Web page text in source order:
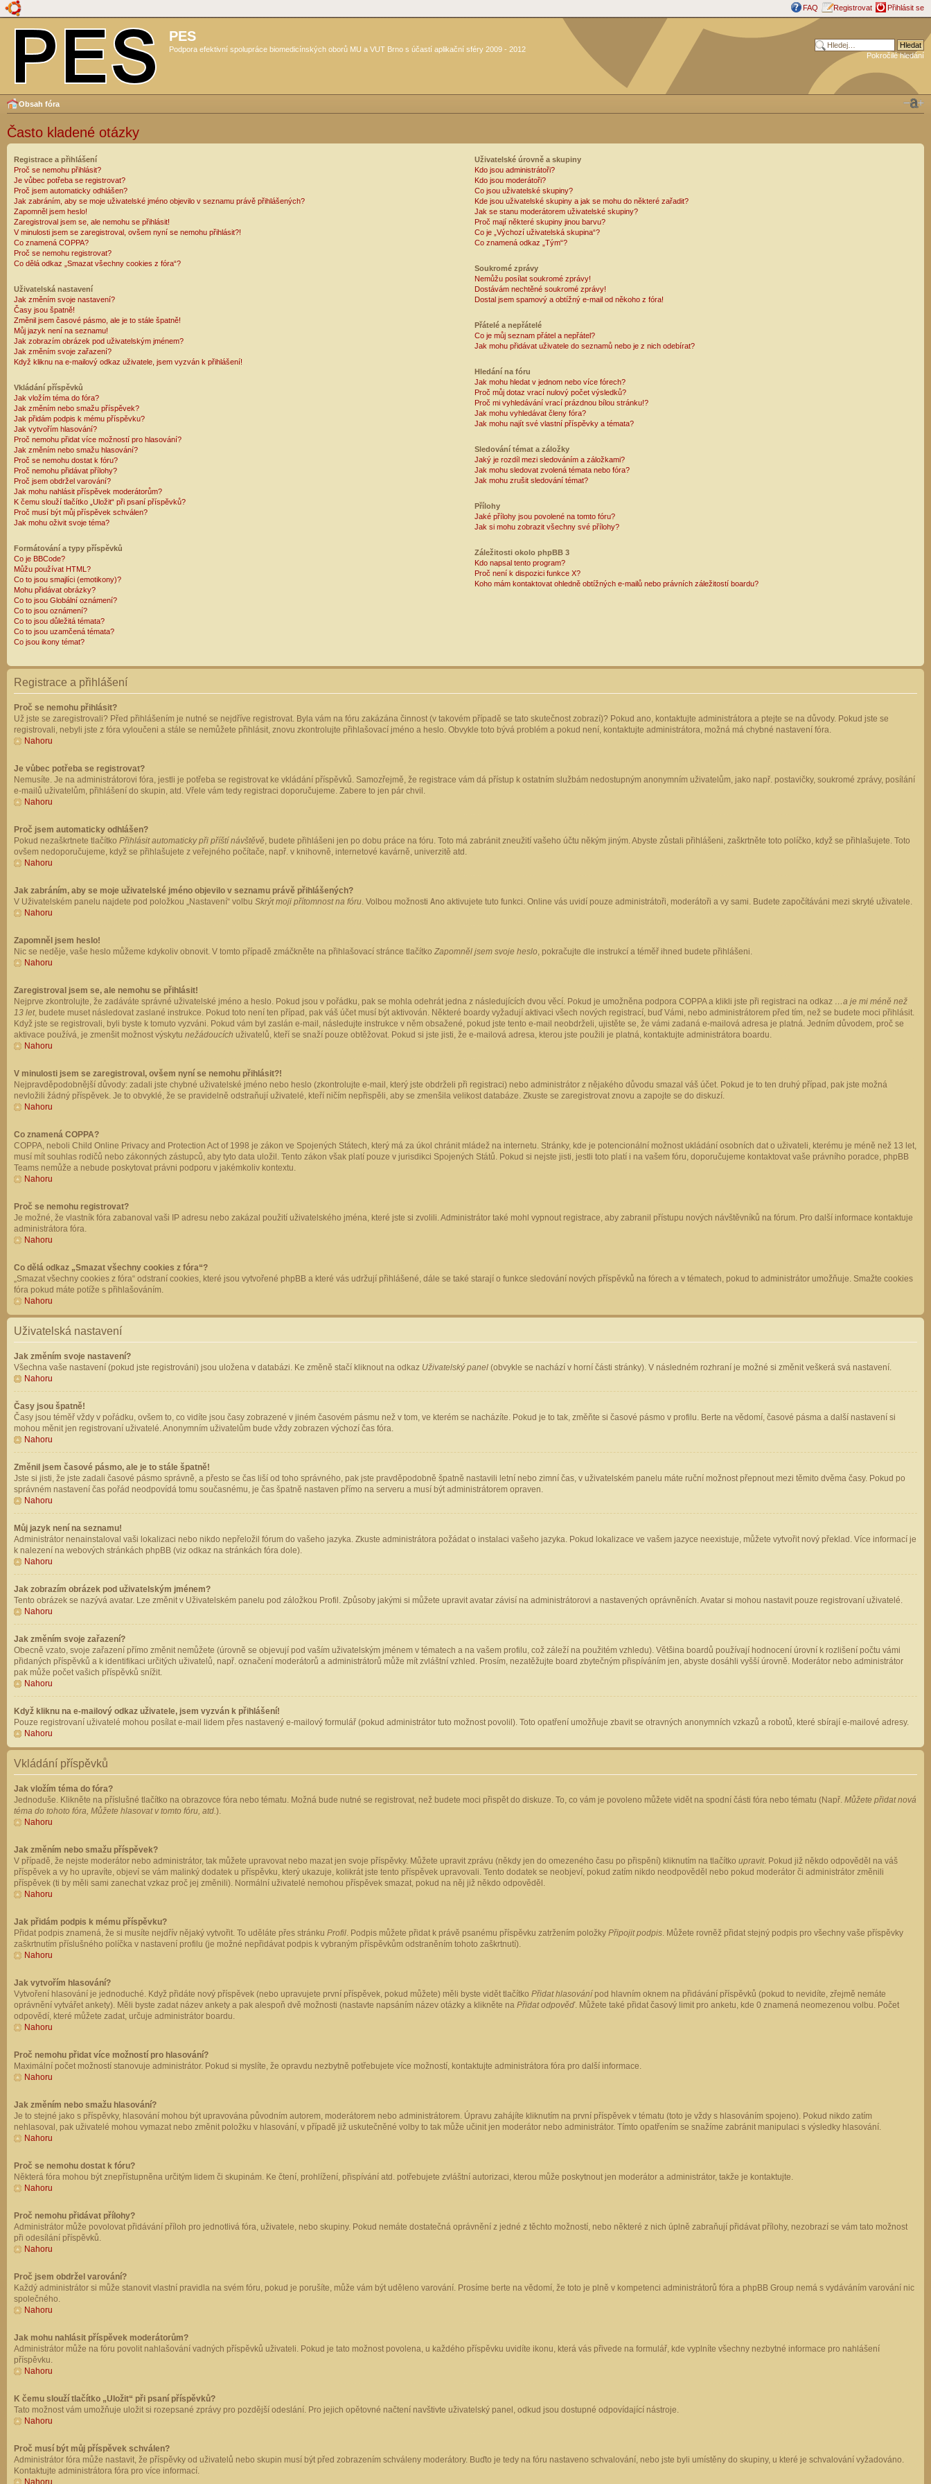
FAQ Registrovat Přihlásit se
PES
Podpora efektivní spolupráce biomedicínských oborů MU a VUT Brno s účastí aplikační sféry 2009 - 2012
Pokročilé hledání
Obsah fóra
Často kladené otázky
Registrace a přihlášení
Proč se nemohu přihlásit?
Je vůbec potřeba se registrovat?
Proč jsem automaticky odhlášen?
Jak zabráním, aby se moje uživatelské jméno objevilo v seznamu právě přihlášených?
Zapomněl jsem heslo!
Zaregistroval jsem se, ale nemohu se přihlásit!
V minulosti jsem se zaregistroval, ovšem nyní se nemohu přihlásit?!
Co znamená COPPA?
Proč se nemohu registrovat?
Co dělá odkaz „Smazat všechny cookies z fóra“?
Uživatelská nastavení
Jak změním svoje nastavení?
Časy jsou špatně!
Změnil jsem časové pásmo, ale je to stále špatně!
Můj jazyk není na seznamu!
Jak zobrazím obrázek pod uživatelským jménem?
Jak změním svoje zařazení?
Když kliknu na e-mailový odkaz uživatele, jsem vyzván k přihlášení!
Vkládání příspěvků
Jak vložím téma do fóra?
Jak změním nebo smažu příspěvek?
Jak přidám podpis k mému příspěvku?
Jak vytvořím hlasování?
Proč nemohu přidat více možností pro hlasování?
Jak změním nebo smažu hlasování?
Proč se nemohu dostat k fóru?
Proč nemohu přidávat přílohy?
Proč jsem obdržel varování?
Jak mohu nahlásit příspěvek moderátorům?
K čemu slouží tlačítko „Uložit“ při psaní příspěvků?
Proč musí být můj příspěvek schválen?
Jak mohu oživit svoje téma?
Formátování a typy příspěvků
Co je BBCode?
Můžu používat HTML?
Co to jsou smajlíci (emotikony)?
Mohu přidávat obrázky?
Co to jsou Globální oznámení?
Co to jsou oznámení?
Co to jsou důležitá témata?
Co to jsou uzamčená témata?
Co jsou ikony témat?
Uživatelské úrovně a skupiny
Kdo jsou administrátoři?
Kdo jsou moderátoři?
Co jsou uživatelské skupiny?
Kde jsou uživatelské skupiny a jak se mohu do některé zařadit?
Jak se stanu moderátorem uživatelské skupiny?
Proč mají některé skupiny jinou barvu?
Co je „Výchozí uživatelská skupina“?
Co znamená odkaz „Tým“?
Soukromé zprávy
Nemůžu posílat soukromé zprávy!
Dostávám nechtěné soukromé zprávy!
Dostal jsem spamový a obtížný e-mail od někoho z fóra!
Přátelé a nepřátelé
Co je můj seznam přátel a nepřátel?
Jak mohu přidávat uživatele do seznamů nebo je z nich odebírat?
Hledání na fóru
Jak mohu hledat v jednom nebo více fórech?
Proč můj dotaz vrací nulový počet výsledků?
Proč mi vyhledávání vrací prázdnou bílou stránku!?
Jak mohu vyhledávat členy fóra?
Jak mohu najít své vlastní příspěvky a témata?
Sledování témat a záložky
Jaký je rozdíl mezi sledováním a záložkami?
Jak mohu sledovat zvolená témata nebo fóra?
Jak mohu zrušit sledování témat?
Přílohy
Jaké přílohy jsou povolené na tomto fóru?
Jak si mohu zobrazit všechny své přílohy?
Záležitosti okolo phpBB 3
Kdo napsal tento program?
Proč není k dispozici funkce X?
Koho mám kontaktovat ohledně obtížných e-mailů nebo právních záležitostí boardu?
Registrace a přihlášení
Proč se nemohu přihlásit?
Už jste se zaregistrovali? Před přihlášením je nutné se nejdříve registrovat. Byla vám na fóru zakázána činnost (v takovém případě se tato skutečnost zobrazí)? Pokud ano, kontaktujte administrátora a ptejte se na důvody. Pokud jste se
registrovali, nebyli jste z fóra vyloučeni a stále se nemůžete přihlásit, znovu zkontrolujte přihlašovací jméno a heslo. Obvykle toto bývá problém a pokud není, kontaktujte administrátora, možná má chybné nastavení fóra.
Nahoru
Je vůbec potřeba se registrovat?
Nemusíte. Je na administrátorovi fóra, jestli je potřeba se registrovat ke vkládání příspěvků. Samozřejmě, že registrace vám dá přístup k ostatním službám nedostupným anonymním uživatelům, jako např. postavičky, soukromé zprávy, posílání
e-mailů uživatelům, přihlášení do skupin, atd. Vřele vám tedy registraci doporučujeme. Zabere to jen pár chvil.
Nahoru
Proč jsem automaticky odhlášen?
Pokud nezaškrtnete tlačítko Přihlásit automaticky při příští návštěvě, budete přihlášeni jen po dobu práce na fóru. Toto má zabránit zneužití vašeho účtu někým jiným. Abyste zůstali přihlášeni, zaškrtněte toto políčko, když se přihlašujete. Toto
ovšem nedoporučujeme, když se přihlašujete z veřejného počítače, např. v knihovně, internetové kavárně, univerzitě atd.
Nahoru
Jak zabráním, aby se moje uživatelské jméno objevilo v seznamu právě přihlášených?
V Uživatelském panelu najdete pod položkou „Nastavení“ volbu Skrýt moji přítomnost na fóru. Volbou možnosti Ano aktivujete tuto funkci. Online vás uvidí pouze administrátoři, moderátoři a vy sami. Budete započítáváni mezi skryté uživatele.
Nahoru
Zapomněl jsem heslo!
Nic se neděje, vaše heslo můžeme kdykoliv obnovit. V tomto případě zmáčkněte na přihlašovací stránce tlačítko Zapomněl jsem svoje heslo, pokračujte dle instrukcí a téměř ihned budete přihlášeni.
Nahoru
Zaregistroval jsem se, ale nemohu se přihlásit!
Nejprve zkontrolujte, že zadáváte správné uživatelské jméno a heslo. Pokud jsou v pořádku, pak se mohla odehrát jedna z následujících dvou věcí. Pokud je umožněna podpora COPPA a klikli jste při registraci na odkaz …a je mi méně než
13 let, budete muset následovat zaslané instrukce. Pokud toto není ten případ, pak váš účet musí být aktivován. Některé boardy vyžadují aktivaci všech nových registrací, buď Vámi, nebo administrátorem před tím, než se budete moci přihlásit.
Když jste se registrovali, byli byste k tomuto vyzváni. Pokud vám byl zaslán e-mail, následujte instrukce v něm obsažené, pokud jste tento e-mail neobdrželi, ujistěte se, že vámi zadaná e-mailová adresa je platná. Jedním důvodem, proč se
aktivace používá, je zmenšit možnost výskytu nežádoucích uživatelů, kteří se snaží pouze obtěžovat. Pokud si jste jisti, že e-mailová adresa, kterou jste použili je platná, kontaktujte administrátora boardu.
Nahoru
V minulosti jsem se zaregistroval, ovšem nyní se nemohu přihlásit?!
Nejpravděpodobnější důvody: zadali jste chybné uživatelské jméno nebo heslo (zkontrolujte e-mail, který jste obdrželi při registraci) nebo administrátor z nějakého důvodu smazal váš účet. Pokud je to ten druhý případ, pak jste možná
nevložili žádný příspěvek. Je to obvyklé, že se pravidelně odstraňují uživatelé, kteří ničím nepřispěli, aby se zmenšila velikost databáze. Zkuste se zaregistrovat znovu a zapojte se do diskuzí.
Nahoru
Co znamená COPPA?
COPPA, neboli Child Online Privacy and Protection Act of 1998 je zákon ve Spojených Státech, který má za úkol chránit mládež na internetu. Stránky, kde je potencionální možnost ukládání osobních dat o uživateli, kterému je méně než 13 let,
musí mít souhlas rodičů nebo zákonných zástupců, aby tyto data uložil. Tento zákon však platí pouze v jurisdikci Spojených Států. Pokud si nejste jisti, jestli toto platí i na vašem fóru, doporučujeme kontaktovat vaše právního poradce, phpBB
Teams nemůže a nebude poskytovat právni podporu v jakémkoliv kontextu.
Nahoru
Proč se nemohu registrovat?
Je možné, že vlastník fóra zabanoval vaši IP adresu nebo zakázal použití uživatelského jména, které jste si zvolili. Administrátor také mohl vypnout registrace, aby zabranil přístupu nových návštěvníků na fórum. Pro další informace kontaktuje
administrátora fóra.
Nahoru
Co dělá odkaz „Smazat všechny cookies z fóra“?
„Smazat všechny cookies z fóra“ odstraní cookies, které jsou vytvořené phpBB a které vás udržují přihlášené, dále se také starají o funkce sledování nových příspěvků na fórech a v tématech, pokud to administrátor umožňuje. Smažte cookies
fóra pokud máte potíže s přihlašováním.
Nahoru
Uživatelská nastavení
Jak změním svoje nastavení?
Všechna vaše nastavení (pokud jste registrováni) jsou uložena v databázi. Ke změně stačí kliknout na odkaz Uživatelský panel (obvykle se nachází v horní části stránky). V následném rozhraní je možné si změnit veškerá svá nastavení.
Nahoru
Časy jsou špatně!
Časy jsou téměř vždy v pořádku, ovšem to, co vidíte jsou časy zobrazené v jiném časovém pásmu než v tom, ve kterém se nacházíte. Pokud je to tak, změňte si časové pásmo v profilu. Berte na vědomí, časové pásma a další nastavení si
mohou měnit jen registrovaní uživatelé. Anonymním uživatelům bude vždy zobrazen výchozí čas fóra.
Nahoru
Změnil jsem časové pásmo, ale je to stále špatně!
Jste si jisti, že jste zadali časové pásmo správně, a přesto se čas liší od toho správného, pak jste pravděpodobně špatně nastavili letní nebo zimní čas, v uživatelském panelu máte ruční možnost přepnout mezi těmito dvěma časy. Pokud po
správném nastavení čas pořád neodpovídá tomu současnému, je čas špatně nastaven přímo na serveru a musí být administrátorem opraven.
Nahoru
Můj jazyk není na seznamu!
Administrátor nenainstaloval vaši lokalizaci nebo nikdo nepřeložil fórum do vašeho jazyka. Zkuste administrátora požádat o instalaci vašeho jazyka. Pokud lokalizace ve vašem jazyce neexistuje, můžete vytvořit nový překlad. Více informací je
k nalezení na webových stránkách phpBB (viz odkaz na stránkách fóra dole).
Nahoru
Jak zobrazím obrázek pod uživatelským jménem?
Tento obrázek se nazývá avatar. Lze změnit v Uživatelském panelu pod záložkou Profil. Způsoby jakými si můžete upravit avatar závisí na administrátorovi a nastavených oprávněních. Avatar si mohou nastavit pouze registrovaní uživatelé.
Nahoru
Jak změním svoje zařazení?
Obecně vzato, svoje zařazení přímo změnit nemůžete (úrovně se objevují pod vaším uživatelským jménem v tématech a na vašem profilu, což záleží na použitém vzhledu). Většina boardů používají hodnocení úrovní k rozlišení počtu vámi
přidaných příspěvků a k identifikaci určitých uživatelů, např. označení moderátorů a administrátorů může mít zvláštní vzhled. Prosím, nezatěžujte board zbytečným přispíváním jen, abyste dosáhli vyšší úrovně. Moderátor nebo administrátor
pak může počet vašich příspěvků snížit.
Nahoru
Když kliknu na e-mailový odkaz uživatele, jsem vyzván k přihlášení!
Pouze registrovaní uživatelé mohou posílat e-mail lidem přes nastavený e-mailový formulář (pokud administrátor tuto možnost povolil). Toto opatření umožňuje zbavit se otravných anonymních vzkazů a robotů, které sbírají e-mailové adresy.
Nahoru
Vkládání příspěvků
Jak vložím téma do fóra?
Jednoduše. Klikněte na příslušné tlačítko na obrazovce fóra nebo tématu. Možná bude nutné se registrovat, než budete moci přispět do diskuze. To, co vám je povoleno můžete vidět na spodní části fóra nebo tématu (Např. Můžete přidat nová
téma do tohoto fóra, Můžete hlasovat v tomto fóru, atd.).
Nahoru
Jak změním nebo smažu příspěvek?
V případě, že nejste moderátor nebo administrátor, tak můžete upravovat nebo mazat jen svoje příspěvky. Můžete upravit zprávu (někdy jen do omezeného času po přispění) kliknutím na tlačítko upravit. Pokud již někdo odpověděl na váš
příspěvek a vy ho upravíte, objeví se vám malinký dodatek u příspěvku, který ukazuje, kolikrát jste tento příspěvek upravovali. Tento dodatek se neobjeví, pokud zatím nikdo neodpověděl nebo pokud moderátor či administrátor změnili
příspěvek (ti by měli sami zanechat vzkaz proč jej změnili). Normální uživatelé nemohou příspěvek smazat, pokud na něj již někdo odpověděl.
Nahoru
Jak přidám podpis k mému příspěvku?
Přidat podpis znamená, že si musíte nejdřív nějaký vytvořit. To uděláte přes stránku Profil. Podpis můžete přidat k právě psanému příspěvku zatržením položky Připojit podpis. Můžete rovněž přidat stejný podpis pro všechny vaše příspěvky
zaškrtnutím příslušného políčka v nastavení profilu (je možné nepřidávat podpis k vybraným příspěvkům odstraněním tohoto zaškrtnutí).
Nahoru
Jak vytvořím hlasování?
Vytvoření hlasování je jednoduché. Když přidáte nový příspěvek (nebo upravujete první příspěvek, pokud můžete) měli byste vidět tlačítko Přidat hlasování pod hlavním oknem na přidávání příspěvků (pokud to nevidíte, zřejmě nemáte
oprávnění vytvářet ankety). Měli byste zadat název ankety a pak alespoň dvě možnosti (nastavte napsáním název otázky a klikněte na Přidat odpověď. Můžete také přidat časový limit pro anketu, kde 0 znamená neomezenou volbu. Počet
odpovědí, které můžete zadat, určuje administrátor boardu.
Nahoru
Proč nemohu přidat více možností pro hlasování?
Maximální počet možností stanovuje administrátor. Pokud si myslíte, že opravdu nezbytně potřebujete více možností, kontaktujte administrátora fóra pro další informace.
Nahoru
Jak změním nebo smažu hlasování?
Je to stejné jako s příspěvky, hlasování mohou být upravována původním autorem, moderátorem nebo administrátorem. Úpravu zahájíte kliknutím na první příspěvek v tématu (toto je vždy s hlasováním spojeno). Pokud nikdo zatím
nehlasoval, pak uživatelé mohou vymazat nebo změnit položku v hlasování, v případě již uskutečněné volby to tak může učinit jen moderátor nebo administrátor. Tímto opatřením se snažíme zabránit manipulaci s výsledky hlasování.
Nahoru
Proč se nemohu dostat k fóru?
Některá fóra mohou být znepřístupněna určitým lidem či skupinám. Ke čtení, prohlížení, přispívání atd. potřebujete zvláštní autorizaci, kterou může poskytnout jen moderátor a administrátor, takže je kontaktujte.
Nahoru
Proč nemohu přidávat přílohy?
Administrátor může povolovat přidávání příloh pro jednotlivá fóra, uživatele, nebo skupiny. Pokud nemáte dostatečná oprávnění z jedné z těchto možností, nebo některé z nich úplně zabraňují přidávat přílohy, nezobrazí se vám tato možnost
při odesílání příspěvků.
Nahoru
Proč jsem obdržel varování?
Každý administrátor si může stanovit vlastní pravidla na svém fóru, pokud je porušíte, může vám být uděleno varování. Prosíme berte na vědomí, že toto je plně v kompetenci administrátorů fóra a phpBB Group nemá s vydáváním varování nic
společného.
Nahoru
Jak mohu nahlásit příspěvek moderátorům?
Administrátor může na fóru povolit nahlašování vadných příspěvků uživateli. Pokud je tato možnost povolena, u každého příspěvku uvidíte ikonu, která vás přivede na formulář, kde vyplníte všechny nezbytné informace pro nahlášení
příspěvku.
Nahoru
K čemu slouží tlačítko „Uložit“ při psaní příspěvků?
Tato možnost vám umožňuje uložit si rozepsané zprávy pro pozdější odeslání. Pro jejich opětovné načtení navštivte uživatelský panel, odkud jsou dostupné odpovídající nástroje.
Nahoru
Proč musí být můj příspěvek schválen?
Administrátor fóra může nastavit, že příspěvky od uživatelů nebo skupin musí být před zobrazením schváleny moderátory. Buďto je tedy na fóru nastaveno schvalování, nebo jste byli umístěny do skupiny, u které je schvalování vyžadováno.
Kontaktujte administrátora fóra pro více informací.
Nahoru